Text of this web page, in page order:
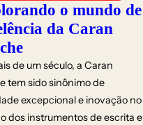
o mundo de
da Caran
de um século, a Caran
tem sido sinônimo de
excepcional e inovação no
dos instrumentos de escrita e